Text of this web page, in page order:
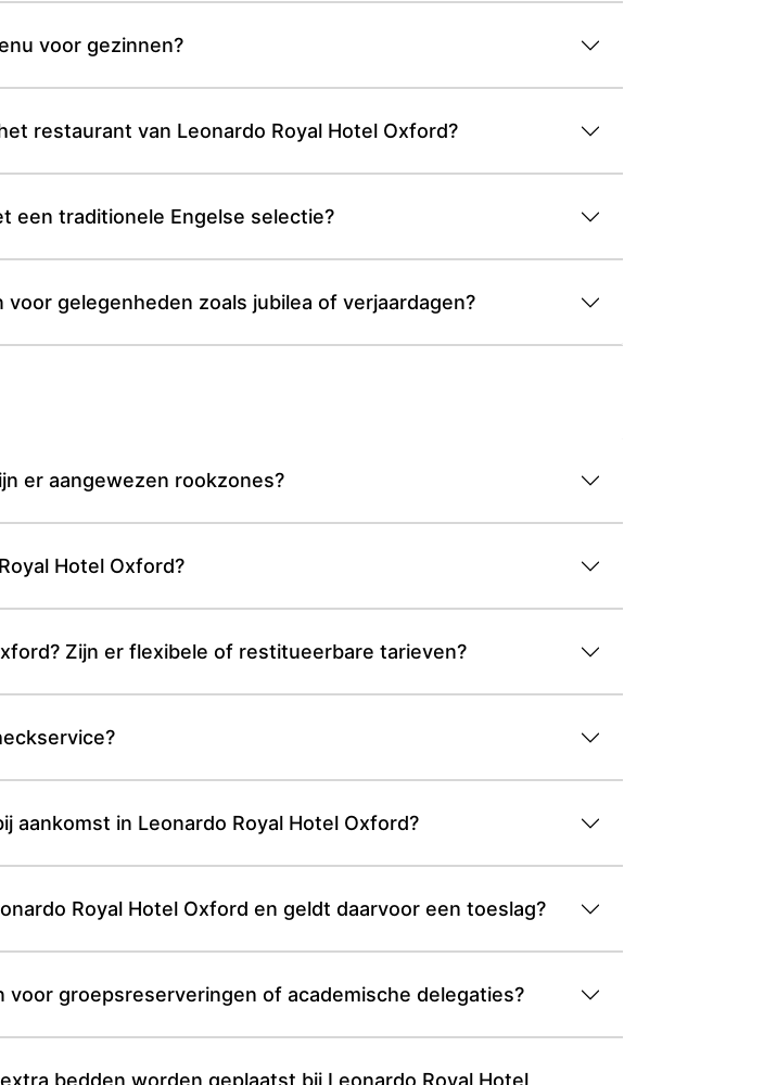
voor gezinnen?
restaurant van Leonardo Royal Hotel Oxford?
een traditionele Engelse selectie?
gelegenheden zoals jubilea of verjaardagen?
er aangewezen rookzones?
Hotel Oxford?
Zijn er flexibele of restitueerbare tarieven?
in Leonardo Royal Hotel Oxford?
Royal Hotel Oxford en geldt daarvoor een toeslag?
voor groepsreserveringen of academische delegaties?
geplaatst bij Leonardo Royal Hotel